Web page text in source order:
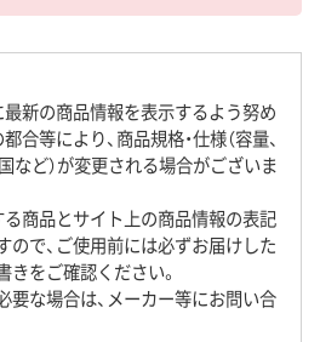
最新の商品情報を表示するよう努め
合等により、商品規格・仕様（容量、
など）が変更される場合がございま
る商品とサイト上の商品情報の表記
ので、ご使用前には必ずお届けした
をご確認ください。
要な場合は、メーカー等にお問い合